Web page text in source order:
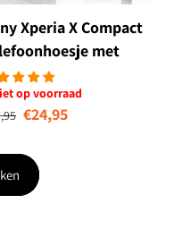
Xperia X Compact
met
Kat
op voorraad
prijs€24,95